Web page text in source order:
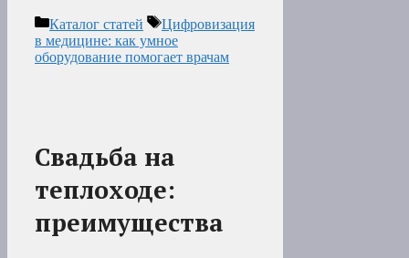
Рубрики
Каталог статей Метки
Цифровизация
в медицине: как умное
оборудование помогает врачам
Свадьба на
теплоходе:
преимущества